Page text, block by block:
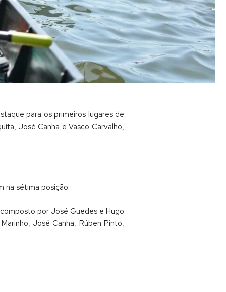
para os primeiros lugares de
José Canha e Vasco Carvalho,
na sétima posição.
por José Guedes e Hugo
José Canha, Rúben Pinto,